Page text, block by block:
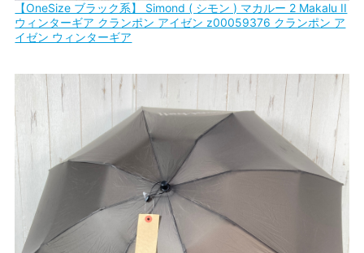
【OneSize ブラック系】 Simond ( シモン ) マカルー 2 Makalu II
ウィンターギア クランポン アイゼン z00059376 クランポン ア
イゼン ウィンターギア